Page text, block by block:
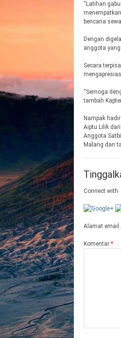
“Latihan
bencana
Dengan
anggota
Secara
“Semoga
tambah
Nampak
Aiptu Lilik
Anggota
Malang dan
Connect with
Alamat email
Komentar *